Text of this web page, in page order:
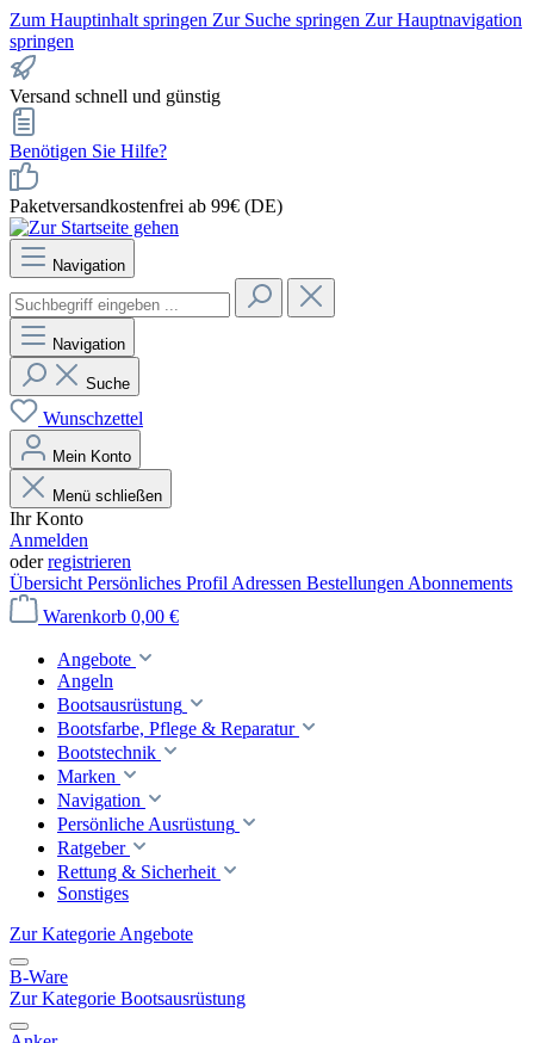
Zum Hauptinhalt springen Zur Suche springen Zur Hauptnavigation
springen
Versand schnell und günstig
Benötigen Sie Hilfe?
Paketversandkostenfrei ab 99€ (DE)
Navigation
Navigation
Suche
Wunschzettel
Mein Konto
Menü schließen
Ihr Konto
Anmelden
oderregistrieren
Übersicht Persönliches Profil Adressen Bestellungen Abonnements
Warenkorb 0,00 €
Angebote
Angeln
Bootsausrüstung
Bootsfarbe, Pflege & Reparatur
Bootstechnik
Marken
Navigation
Persönliche Ausrüstung
Ratgeber
Rettung & Sicherheit
Sonstiges
Zur Kategorie Angebote
B-Ware
Zur Kategorie Bootsausrüstung